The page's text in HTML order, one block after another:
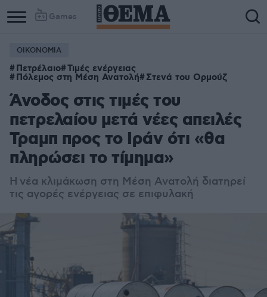
Games
ΟΙΚΟΝΟΜΙΑ
Πετρέλαιο Τιμές ενέργειας
Πόλεμος στη Μέση Ανατολή Στενά του Ορμούζ
Άνοδος στις τιμές του
πετρελαίου μετά νέες απειλές
Τραμπ προς το Ιράν ότι «θα
πληρώσει το τίμημα»
Η νέα κλιμάκωση στη Μέση Ανατολή διατηρεί
τις αγορές ενέργειας σε επιφυλακή